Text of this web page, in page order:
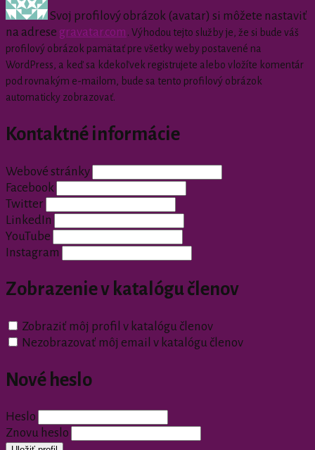
Svoj profilový obrázok (avatar) si môžete nastaviť
na adrese gravatar.com . Výhodou tejto služby je, že si bude váš
profilový obrázok pamätať pre všetky weby postavené na
WordPress, a keď sa kdekoľvek registrujete alebo vložíte komentár
pod rovnakým e-mailom, bude sa tento profilový obrázok
automaticky zobrazovať.
Kontaktné informácie
Webové stránky
Facebook
Twitter
LinkedIn
YouTube
Instagram
Zobrazenie v katalógu členov
Zobraziť môj profil v katalógu členov
Nezobrazovať môj email v katalógu členov
Nové heslo
Heslo
Znovu heslo